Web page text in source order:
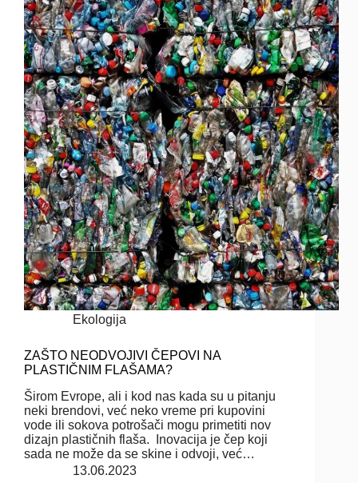
Ekologija
ZAŠTO NEODVOJIVI ČEPOVI NA
PLASTIČNIM FLAŠAMA?
Širom Evrope, ali i kod nas kada su u pitanju
neki brendovi, već neko vreme pri kupovini
vode ili sokova potrošači mogu primetiti nov
dizajn plastičnih flaša. Inovacija je čep koji
sada ne može da se skine i odvoji, već…
13.06.2023